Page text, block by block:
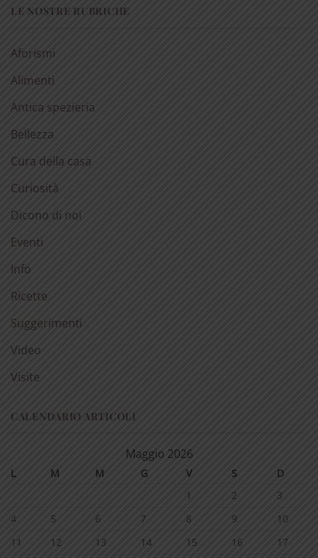
LE NOSTRE RUBRICHE
Aforismi
Alimenti
Antica spezieria
Bellezza
Cura della casa
Curiosità
Dicono di noi
Eventi
Info
Ricette
Suggerimenti
Video
Visite
CALENDARIO ARTICOLI
Maggio 2026
L M M G V S
D
1
2
3
4
5 6 7 8 9
10
11
12 13 14 15 16
17